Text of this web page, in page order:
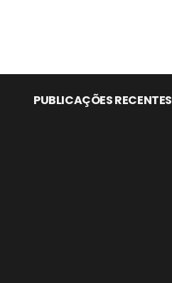
PUBLICAÇÕES RECENTES